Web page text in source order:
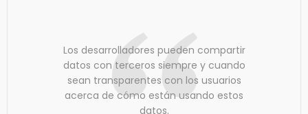
Los desarrolladores pueden compartir
datos con terceros siempre y cuando
sean transparentes con los usuarios
acerca de cómo están usando estos
datos.